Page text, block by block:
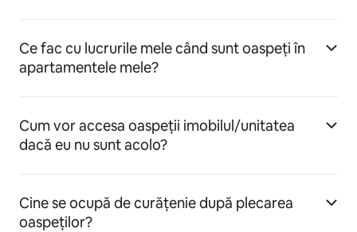
Ce fac cu lucrurile mele când sunt oaspeți în
apartamentele mele?
Cum vor accesa oaspeții imobilul/unitatea
dacă eu nu sunt acolo?
Cine se ocupă de curățenie după plecarea
oaspeților?